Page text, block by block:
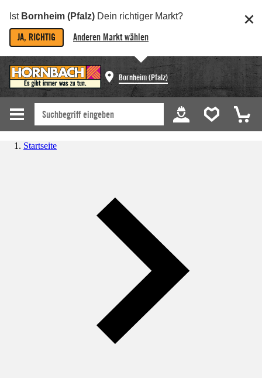
Ist Bornheim (Pfalz) Dein richtiger Markt?
JA, RICHTIG Anderen Markt wählen
Bornheim (Pfalz)
Startseite